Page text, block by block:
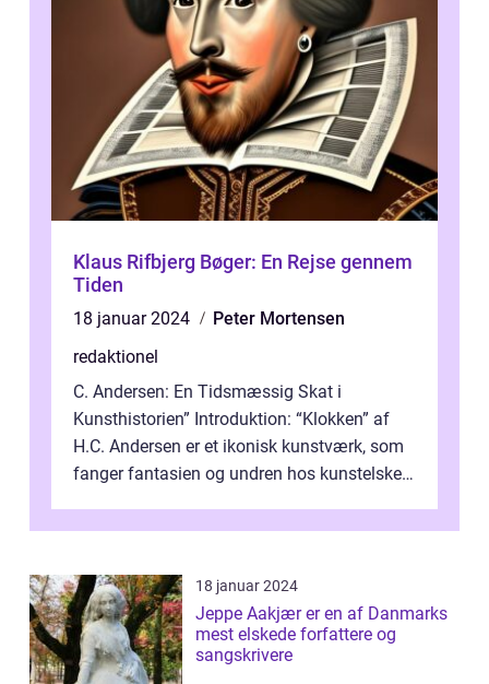
Klaus Rifbjerg Bøger: En Rejse gennem
Tiden
18 januar 2024
Peter Mortensen
redaktionel
C. Andersen: En Tidsmæssig Skat i
Kunsthistorien” Introduktion: “Klokken” af
H.C. Andersen er et ikonisk kunstværk, som
fanger fantasien og undren hos kunstelskere
18 januar 2024
Jeppe Aakjær er en af Danmarks
mest elskede forfattere og
sangskrivere